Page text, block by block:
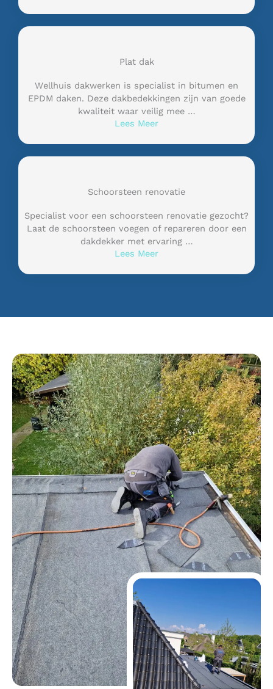
Plat dak
Wellhuis dakwerken is specialist in bitumen en
EPDM daken. Deze dakbedekkingen zijn van goede
kwaliteit waar veilig mee …
Lees Meer
Schoorsteen renovatie
Specialist voor een schoorsteen renovatie gezocht?
Laat de schoorsteen voegen of repareren door een
dakdekker met ervaring …
Lees Meer